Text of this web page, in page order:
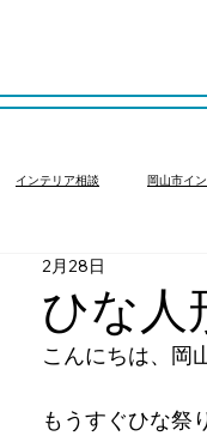
インテリア相談 岡山市イ
リアコーディネート依頼
ひな人
2月28日
こんにちは、岡
もうすぐひな祭